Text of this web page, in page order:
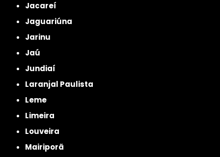
Jacareí
Jaguariúna
Jarinu
Jaú
Jundiaí
Laranjal Paulista
Leme
Limeira
Louveira
Mairiporã